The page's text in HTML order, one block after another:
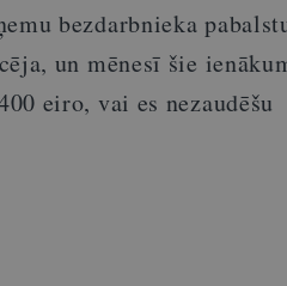
bezdarbnieka
un mēnesī šie
eiro, vai es nezaudēšu